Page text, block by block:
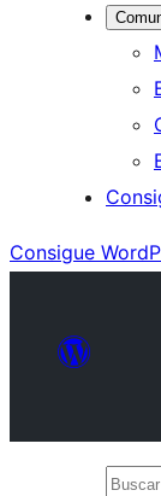
Consigue
Buscar